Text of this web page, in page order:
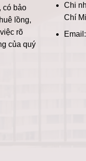
có bảo
lồng,
rõ
của quý
Chi
Chí